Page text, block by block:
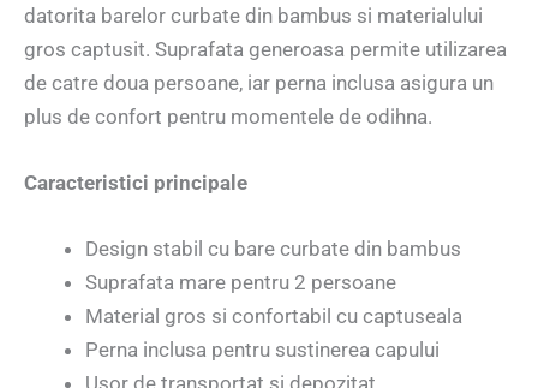
datorita barelor curbate din bambus si materialului
gros captusit. Suprafata generoasa permite utilizarea
de catre doua persoane, iar perna inclusa asigura un
plus de confort pentru momentele de odihna.
Caracteristici principale
Design stabil cu bare curbate din bambus
Suprafata mare pentru 2 persoane
Material gros si confortabil cu captuseala
Perna inclusa pentru sustinerea capului